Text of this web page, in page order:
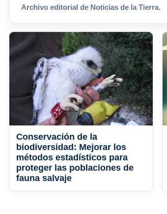
Archivo editorial de Noticias de la Tierra.
Conservación de la
biodiversidad: Mejorar los
métodos estadísticos para
proteger las poblaciones de
fauna salvaje